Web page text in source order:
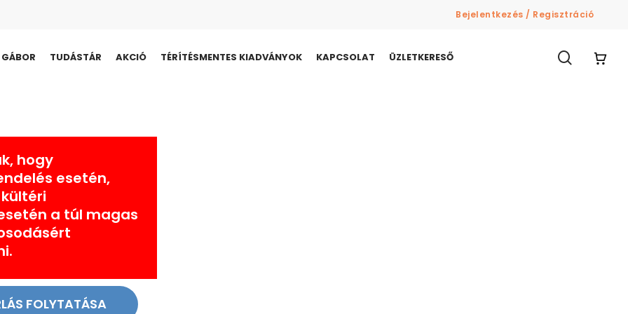
Bejelentkezés / Regisztráció
GÁBOR TUDÁSTÁR AKCIÓ TÉRÍTÉSMENTES KIADVÁNYOK KAPCSOLAT ÜZLETKERESŐ search
hogy
esetén,
a túl magas
FOLYTATÁSA